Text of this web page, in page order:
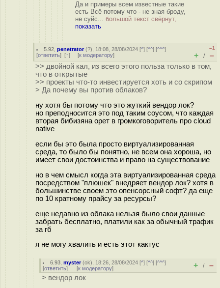
Да и примеры всем известные такие
есть Всё потому что - не зная броду,
не суйс... большой текст свёрнут,
показать
5.92 ,penetrator(?), 18:08, 28/08/2024 [^] [^^] [^^^]
[ответить] [↑] [к модератору]
–1
+ / –
>> двойной кал, из всего этого польза только в том,
что в открытые
>> проекты что-то инвестируется хоть и со скрипом
> Да почему вы против облаков?
ну хотя бы потому что это жуткий вендор лок?
но преподносится это под таким соусом, что каждая
вторая бибизяна орет в громкоговоритель про cloud
native
если бы это была просто виртуализированная
среда, то было бы понятно, не всем она хороша, но
имеет свои достоинства и право на существование
но в чем смысл когда эта виртуализированная среда
посредством "плюшек" внедряет вендор лок? хотя в
большинстве своем это опенсорсный софт? да еще
по 10 кратному прайсу за ресурсы?
еще недавно из облака нельзя было свои данные
забрать бесплатно, платили как за обычный трафик
за гб
я не могу хвалить и есть этот кактус
6.93 ,myster(ok), 18:26, 28/08/2024 [^] [^^] [^^^]
[ответить] [к модератору] + / –
> вендор лок